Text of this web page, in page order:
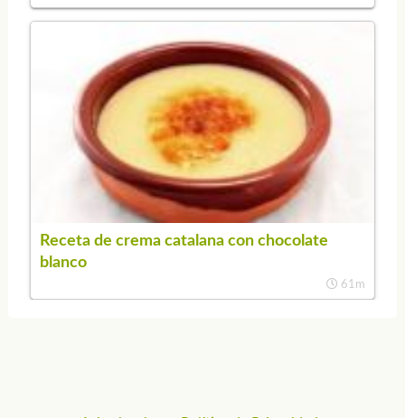
Receta de crema catalana con chocolate
blanco
61m